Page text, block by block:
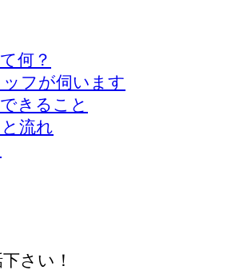
何？
フが伺います
きること
流れ
さい！